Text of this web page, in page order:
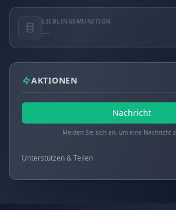
LIEBLINGSMUNITION
—
AKTIONEN
Nachricht
Melden Sie sich an, um eine Nachricht
Unterstützen & Teilen